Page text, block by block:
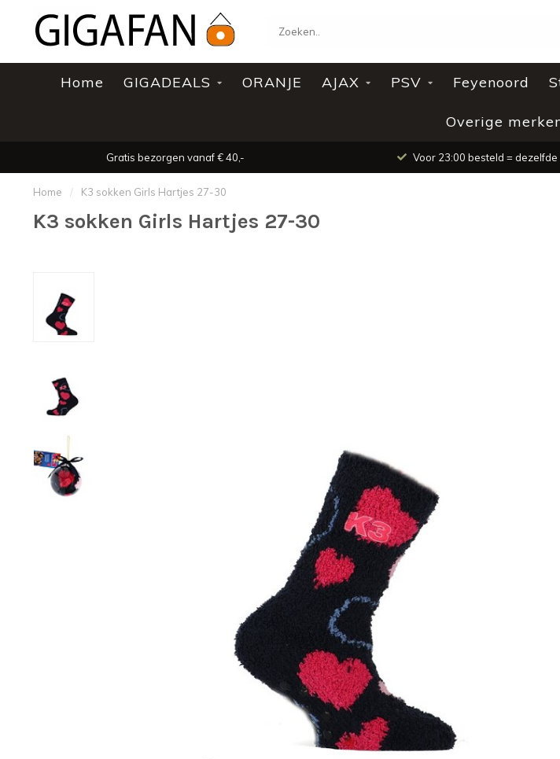
Home GIGADEALS ORANJE AJAX PSV Feyenoord
Overige
Gratis bezorgen vanaf € 40,- Voor 23:00 besteld =
Home / K3 sokken Girls Hartjes 27-30
K3 sokken Girls Hartjes 27-30